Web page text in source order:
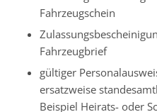
Fahrzeugschein
Fahrzeugbrief
gültiger
ersatzweise
Beispiel Heirats- oder